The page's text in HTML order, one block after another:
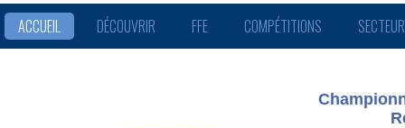
ACCUEIL DÉCOUVRIR FFE COMPÉTITIONS